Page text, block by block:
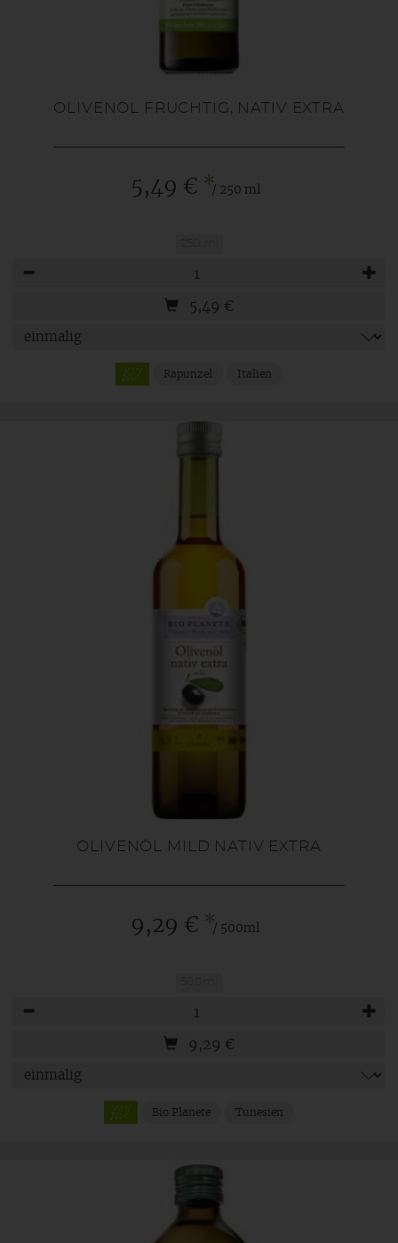
OLIVENÖL FRUCHTIG, NATIV EXTRA
5,49 € */ 250 ml
5,49 €
Rapunzel Italien
OLIVENÖL MILD NATIV EXTRA
9,29 € */ 500ml
9,29 €
Bio Planete Tunesien